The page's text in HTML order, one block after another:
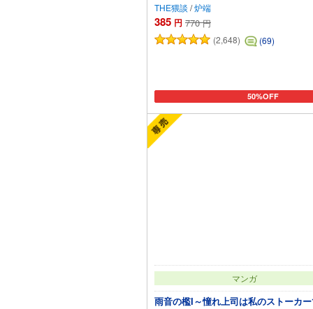
THE猥談 /炉端
385 円 770 円
(2,648)
(69)
50%OFF
カートに追加
マンガ
雨音の檻I～憧れ上司は私のストーカ